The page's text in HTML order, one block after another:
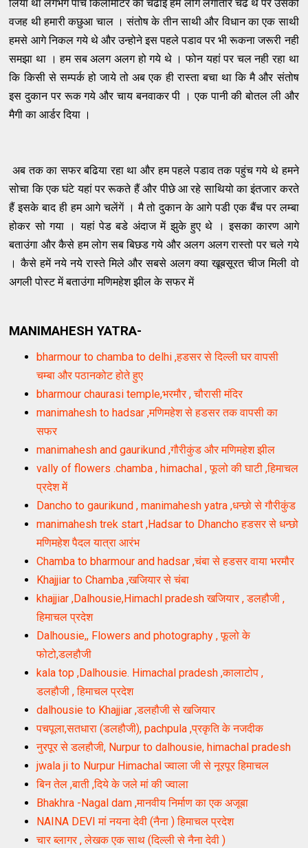
लिया था लगभग पांच किलोमीटर की चढाई हम लोग लगातार चढे थे पर उसकी
वजह थी हमारी कछुआ चाल । संतोष के ​तीन साथी और विधान का एक साथी
हमसे आगे निकल गये थे और उन्होने इस पहले पडाव पर भी रूकना जरूरी नही
समझा था । हम सब अलग अलग हो गये थे । फोन यहां पर चल नही रहा था
कि किसी से सम्पर्क हो जाये तो अब एक ही रास्ता बचा था कि मै और संतोष
इस दुकान पर रूक गये और चाय बनवाकर पी । एक पानी की बोतल ली और
मैगी का आर्डर दिया ।
अब तक का सफर बढिया रहा था और हम पहले पडाव तक पहुंच गये थे हमने
सोचा कि एक घंटे यहां पर रूकते हैं और पीछे आ रहे सा​थियो का इंतजार करते
हैं इसके बाद ही हम आगे चलेंगें । मै तो दुकान के आगे पडी एक बैंच पर लम्बा
होकर सो गया । यहां पेड बडे अंदाज में झुके हुए थे । इसका कारण आगे
बताउंगा और कैसे हम लोग सब बिछड गये और अलग अलग रास्तो पर चले गये
। कैसे हमें नये नये रास्ते मिले और सबसे अलग क्या खूबसूरत चीज मिली वो
अगली पोस्ट में बताउंगा मणिमहेश झील के सफर में
MANIMAHESH YATRA-
bharmour to chamba to delhi ,हडसर से दिल्ली घर वापसी
चम्बा और पठानकोट होते हुए
bharmour chaurasi temple,भरमौर , चौरासी मंदिर
manimahesh to hadsar ,मणिमहेश से हडसर तक वापसी का
सफर
manimahesh and gaurikund ,गौरीकुंड और मणिमहेश झील
vally of flowers .chamba , himachal , फूलो की घाटी ,​हिमाचल
प्रदेश में
Dancho to gaurikund , manimahesh yatra ,धन्छो से गौरीकुंड
manimahesh trek start ,Hadsar to Dhancho हडसर से धन्छो
मणिमहेश पैदल यात्रा आरंभ
Chamba to bharmour and hadsar ,चंबा से हडसर वाया भरमौर
Khajjiar to Chamba ,खजियार से चंबा
khajjiar ,Dalhousie,Himachl pradesh खजियार , डलहौजी ,
हिमाचल प्रदेश
Dalhousie,, Flowers and photography , फूलो के
फोटो,डलहौजी
kala top ,Dalhousie. Himachal pradesh ,कालाटोप ,
डलहौजी , हिमाचल प्रदेश
dalhousie to Khajjiar ,डलहौजी से खजियार
पचपूला,सतधारा (डलहौजी), pachpula ,प्रकृति के नजदीक
नुरपूर से डलहौजी, Nurpur to dalhousie, himachal pradesh
jwala ji to Nurpur Himachal ज्वाला जी से नूरपूर हिमाचल
बिन तेल ,बाती ,दिये के जले मां की ज्वाला
Bhakhra -Nagal dam ,मानवीय निर्माण का एक अजूबा
NAINA DEVI मां नयना देवी (नैना ) हिमाचल प्रदेश
चार ब्लागर , लेखक एक साथ (दिल्ली से नैना देवी )